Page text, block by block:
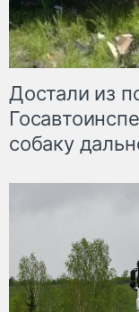
Достали из
собаку